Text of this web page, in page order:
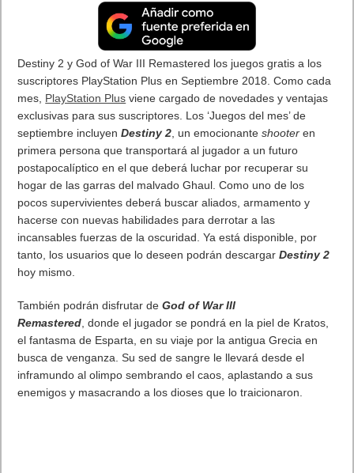
Destiny 2 y God of War III Remastered los juegos gratis a los
suscriptores PlayStation Plus en Septiembre 2018. Como cada
mes, PlayStation Plus viene cargado de novedades y ventajas
exclusivas para sus suscriptores. Los ‘Juegos del mes’ de
septiembre incluyenDestiny 2, un emocionanteshooter en
primera persona que transportará al jugador a un futuro
postapocalíptico en el que deberá luchar por recuperar su
hogar de las garras del malvado Ghaul. Como uno de los
pocos supervivientes deberá buscar aliados, armamento y
hacerse con nuevas habilidades para derrotar a las
incansables fuerzas de la oscuridad. Ya está disponible, por
tanto, los usuarios que lo deseen podrán descargarDestiny 2
hoy mismo.
También podrán disfrutar deGod of War III
Remastered, donde el jugador se pondrá en la piel de Kratos,
el fantasma de Esparta, en su viaje por la antigua Grecia en
busca de venganza. Su sed de sangre le llevará desde el
inframundo al olimpo sembrando el caos, aplastando a sus
enemigos y masacrando a los dioses que lo traicionaron.